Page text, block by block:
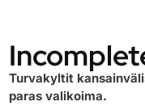
Turvakyltit
paras valikoima.